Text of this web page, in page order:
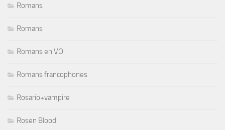
Romans
Romans
Romans en VO
Romans francophones
Rosario+vampire
Rosen Blood